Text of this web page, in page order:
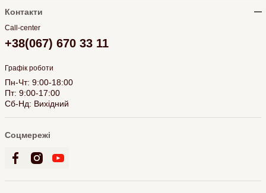
Контакти
Call-center
+38(067) 670 33 11
Графік роботи
Пн-Чт: 9:00-18:00
Пт: 9:00-17:00
Сб-Нд: Вихідний
Соцмережі